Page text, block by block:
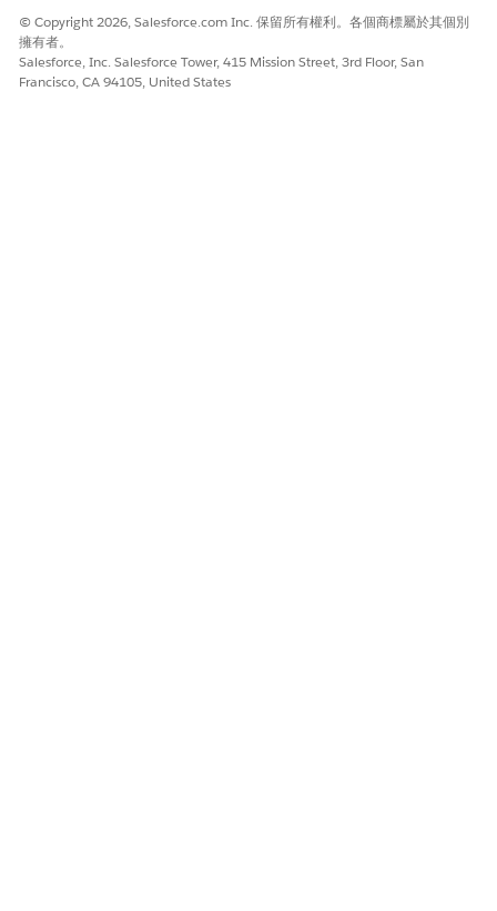
© Copyright 2026, Salesforce.com Inc. 保留所有權利。各個商標屬於其個別
擁有者。
Salesforce, Inc. Salesforce Tower, 415 Mission Street, 3rd Floor, San
Francisco, CA 94105, United States